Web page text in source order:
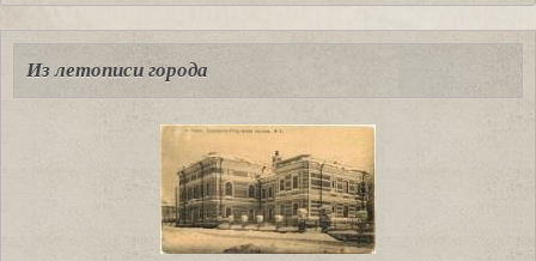
Из летописи города